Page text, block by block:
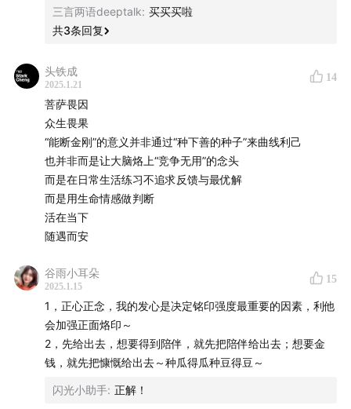
🎬 本期制作人员：
监制：斯斯
后期：
运营： 欢子
🎧【关于给女孩的商业第一课】
话的商业系列。过去很多女孩在这档节目的影响下，有了
三言两语deeptalk: 买买买啦
共3条回复
头铁成
2025.1.21
14
菩萨畏因
众生畏果
“能断金刚”的意义并非通过“种下善的种子”来曲线利己
也并非而是让大脑烙上“竞争无用”的念头
而是在日常生活练习不追求反馈与最优解
而是用生命情感做判断
活在当下
随遇而安
谷雨小耳朵
2025.1.15
15
1，正心正念，我的发心是决定铭印强度最重要的因素，利他
会加强正面烙印～
2，先给出去，想要得到陪伴，就先把陪伴给出去；想要金
钱，就先把慷慨给出去～种瓜得瓜种豆得豆～
闪光小助手: 正解！